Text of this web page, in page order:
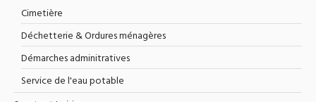
Cimetière
Déchetterie & Ordures ménagères
Démarches adminitratives
Service de l'eau potable